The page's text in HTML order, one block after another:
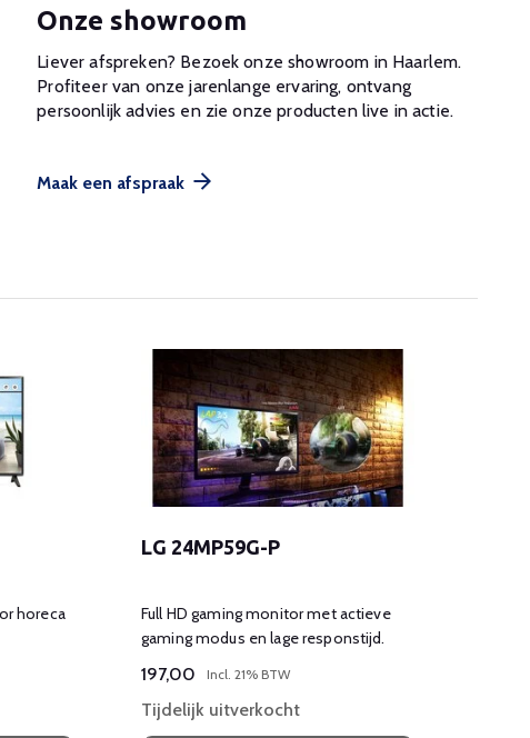
Onze showroom
Liever afspreken? Bezoek onze showroom in Haarlem.
Profiteer van onze jarenlange ervaring, ontvang
persoonlijk advies en zie onze producten live in actie.
Maak een afspraak
LG 24MP59G-P
Full HD gaming monitor met actieve
gaming modus en lage responstijd.
197,00 Incl. 21% BTW
Tijdelijk uitverkocht